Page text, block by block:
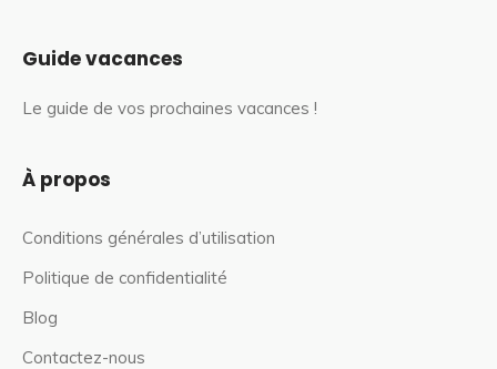
Guide vacances
Le guide de vos prochaines vacances !
À propos
Conditions générales d’utilisation
Politique de confidentialité
Blog
Contactez-nous